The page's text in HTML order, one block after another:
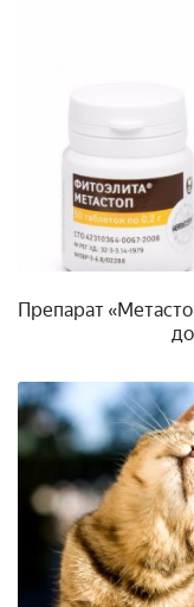
Препарат